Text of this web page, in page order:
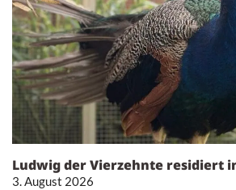
Ludwig der Vierzehnte residiert
3. August 2026